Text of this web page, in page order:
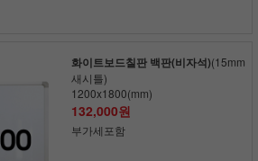
화이트보드칠판 백판(비자석)(15mm
새시틀)
1200x1800(mm)
132,000원
부가세포함